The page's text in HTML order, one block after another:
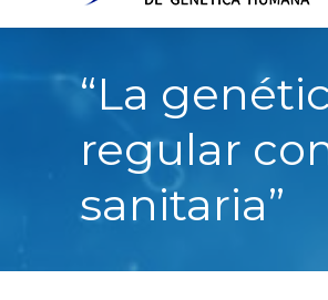
“La
regular
sanitaria”